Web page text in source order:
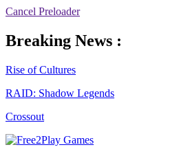
Cancel Preloader
Breaking News :
Rise of Cultures
RAID: Shadow Legends
Crossout